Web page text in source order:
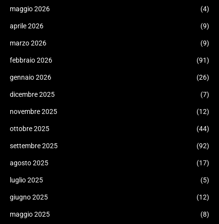
maggio 2026 (4)
aprile 2026 (9)
marzo 2026 (9)
febbraio 2026 (91)
gennaio 2026 (26)
dicembre 2025 (7)
novembre 2025 (12)
ottobre 2025 (44)
settembre 2025 (92)
agosto 2025 (17)
luglio 2025 (5)
giugno 2025 (12)
maggio 2025 (8)